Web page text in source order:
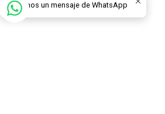
Envíanos un mensaje de WhatsApp